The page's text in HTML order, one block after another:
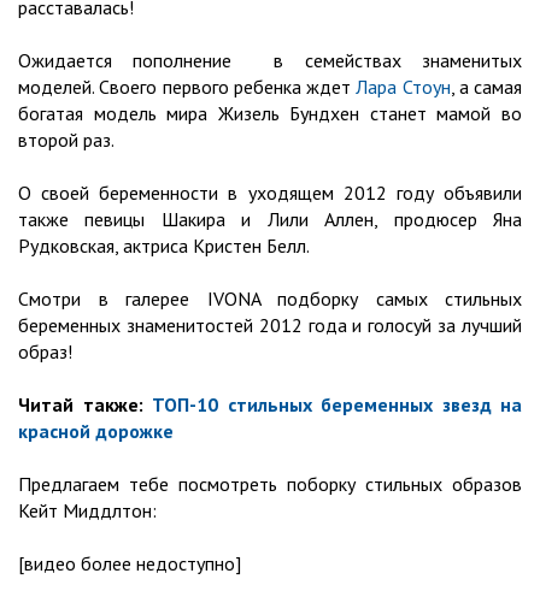
расставалась!
Ожидается пополнение в семействах знаменитых
моделей. Своего первого ребенка ждет Лара Стоун , а самая
богатая модель мира Жизель Бундхен станет мамой во
второй раз.
О своей беременности в уходящем 2012 году объявили
также певицы Шакира и Лили Аллен, продюсер Яна
Рудковская, актриса Кристен Белл.
Смотри в галерее IVONA подборку самых стильных
беременных знаменитостей 2012 года и голосуй за лучший
образ!
Читай также: ТОП-10 стильных беременных звезд на
красной дорожке
Предлагаем тебе посмотреть поборку стильных образов
Кейт Миддлтон:
[видео более недоступно]